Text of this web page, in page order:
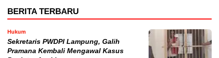
BERITA TERBARU
Hukum
Sekretaris PWDPI Lampung, Galih
Pramana Kembali Mengawal Kasus